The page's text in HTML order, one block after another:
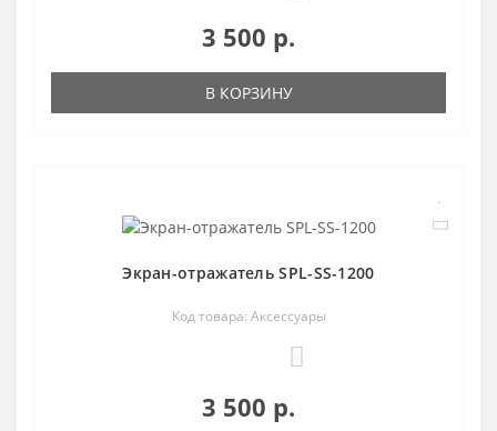
3 500 р.
В КОРЗИНУ
Экран-отражатель SPL-SS-1200
Код товара: Аксессуары
3 500 р.